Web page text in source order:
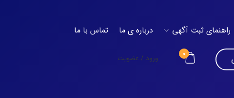
راهنمای ثبت آگهی درباره ی ما تماس با ما
0 ورود / عضویت